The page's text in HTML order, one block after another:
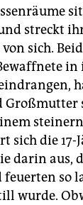
streckt
sich.
in
sich die 17-
darin aus,
so
wurde.